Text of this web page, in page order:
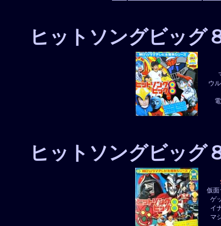
ヒットソングビッグ
ウ
ヒットソングビッグ
仮面
ゲ
イ
マ